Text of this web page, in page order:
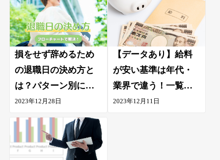
損をせず辞めるため
の退職日の決め方と
は？パターン別に解
説
2023年12月28日
【データあり】給料
が安い基準は年代・
業界で違う！一覧表
と給料を高くする具
2023年12月11日